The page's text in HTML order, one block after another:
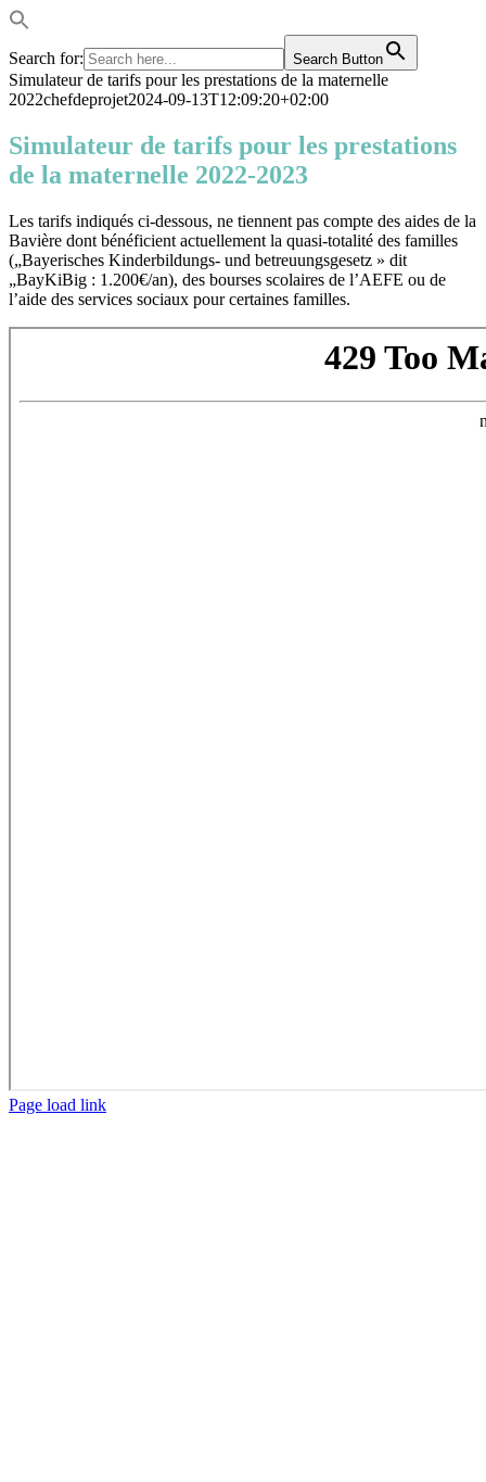
Search for: Search Button
Passer
au
Simulateur de tarifs pour les prestations de la maternelle
2022chefdeprojet2024-09-13T12:09:20+02:00
Simulateur de tarifs pour les prestations
de la maternelle 2022-2023
Les tarifs indiqués ci-dessous, ne tiennent pas compte des aides de la
Bavière dont bénéficient actuellement la quasi-totalité des familles
(„Bayerisches Kinderbildungs- und betreuungsgesetz » dit
„BayKiBig : 1.200€/an), des bourses scolaires de l’AEFE ou de
l’aide des services sociaux pour certaines familles.
Page load link